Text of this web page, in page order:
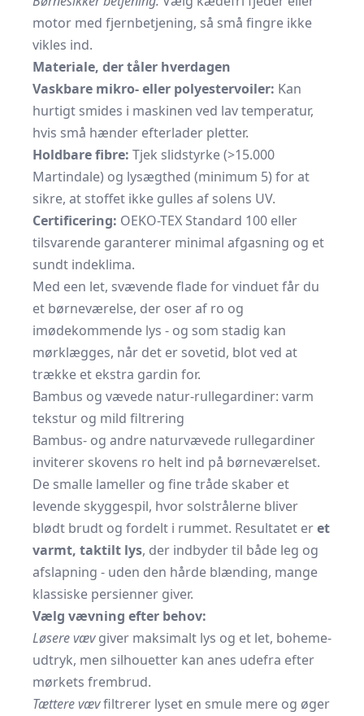
motor med fjernbetjening, så små fingre ikke
vikles ind.
Materiale, der tåler hverdagen
Vaskbare mikro- eller polyestervoiler: Kan
hurtigt smides i maskinen ved lav temperatur,
hvis små hænder efterlader pletter.
Holdbare fibre: Tjek slidstyrke (>15.000
Martindale) og lysægthed (minimum 5) for at
sikre, at stoffet ikke gulles af solens UV.
Certificering: OEKO-TEX Standard 100 eller
tilsvarende garanterer minimal afgasning og et
sundt indeklima.
Med een let, svævende flade for vinduet får du
et børneværelse, der oser af ro og
imødekommende lys - og som stadig kan
mørklægges, når det er sovetid, blot ved at
trække et ekstra gardin for.
Bambus og vævede natur-rullegardiner: varm
tekstur og mild filtrering
Bambus- og andre naturvævede rullegardiner
inviterer skovens ro helt ind på børneværelset.
De smalle lameller og fine tråde skaber et
levende skyggespil, hvor solstrålerne bliver
blødt brudt og fordelt i rummet. Resultatet eret
varmt, taktilt lys, der indbyder til både leg og
afslapning - uden den hårde blænding, mange
klassiske persienner giver.
Vælg vævning efter behov:
Løsere vævgiver maksimalt lys og et let, boheme-
udtryk, men silhouetter kan anes udefra efter
mørkets frembrud.
Tættere vævfiltrerer lyset en smule mere og øger